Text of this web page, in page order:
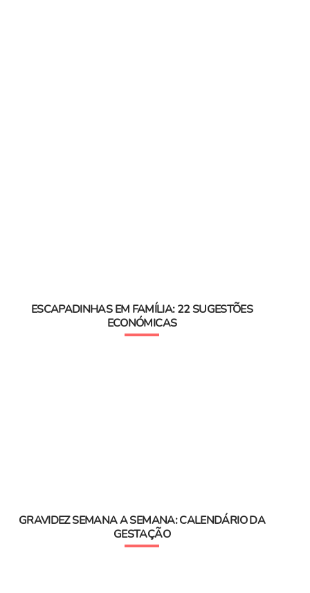
ESCAPADINHAS EM FAMÍLIA: 22 SUGESTÕES
ECONÓMICAS
GRAVIDEZ SEMANA A SEMANA: CALENDÁRIO DA
GESTAÇÃO